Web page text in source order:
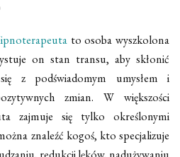
to osoba wyszkolona
on stan transu, aby skłonić
z podświadomym umysłem i
zmian. W większości
zajmuje się tylko określonymi
znaleźć kogoś, kto specjalizuje